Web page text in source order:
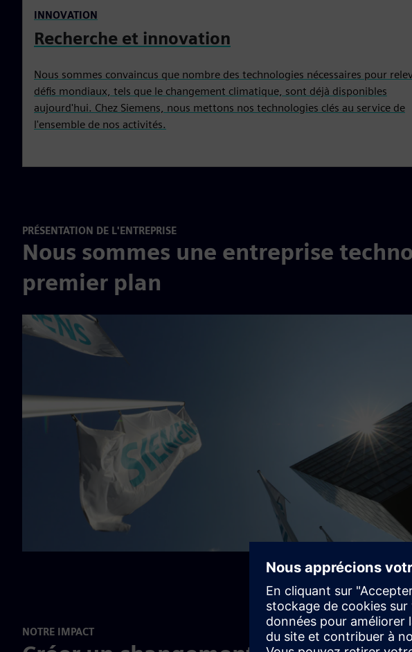
INNOVATION
Recherche et innovation
Nous sommes convaincus que nombre des technologies nécessaires pour
défis mondiaux, tels que le changement climatique, sont déjà disponibles
aujourd'hui. Chez Siemens, nous mettons nos technologies clés au service de
l'ensemble de nos activités.
PRÉSENTATION DE L'ENTREPRISE
Nous sommes une entreprise
premier plan
NOTRE IMPACT